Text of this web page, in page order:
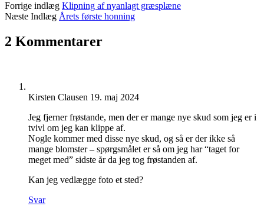
Forrige indlæg Klipning af nyanlagt græsplæne
Næste Indlæg Årets første honning
2 Kommentarer
Kirsten Clausen 19. maj 2024
Jeg fjerner frøstande, men der er mange nye skud som jeg er i
tvivl om jeg kan klippe af.
Nogle kommer med disse nye skud, og så er der ikke så
mange blomster – spørgsmålet er så om jeg har “taget for
meget med” sidste år da jeg tog frøstanden af.
Kan jeg vedlægge foto et sted?
Svar